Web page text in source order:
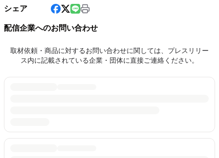
シェア
配信企業へのお問い合わせ
取材依頼・商品に対するお問い合わせに関しては、プレスリリー
ス内に記載されている企業・団体に直接ご連絡ください。